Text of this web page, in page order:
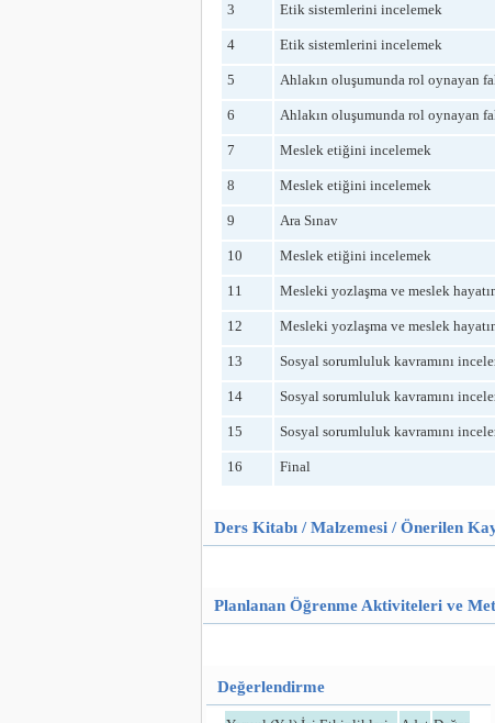
3 Etik sistemlerini incelemek
4 Etik sistemlerini incelemek
5 Ahlakın oluşumunda rol oynayan
6 Ahlakın oluşumunda rol oynayan
7 Meslek etiğini incelemek
8 Meslek etiğini incelemek
9 Ara Sınav
10 Meslek etiğini incelemek
11 Mesleki yozlaşma ve meslek
12 Mesleki yozlaşma ve meslek
13 Sosyal sorumluluk kavramını
14 Sosyal sorumluluk kavramını
15 Sosyal sorumluluk kavramını
16 Final
Ders Kitabı / Malzemesi / Önerilen
Planlanan Öğrenme Aktiviteleri ve
Değerlendirme